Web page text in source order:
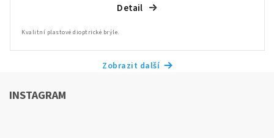
Detail
Zobrazit další
INSTAGRAM